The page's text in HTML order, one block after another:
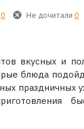
0 Не дочитали 0
вкусных и
блюда
праздничных